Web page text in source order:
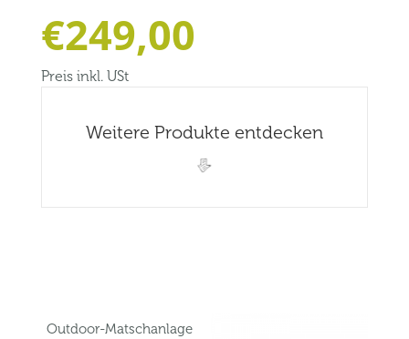
€249,00
Preis inkl. USt
Weitere Produkte entdecken
Outdoor-Matschanlage